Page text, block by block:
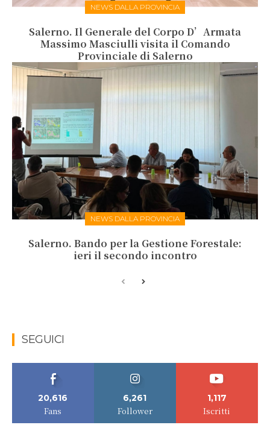
NEWS DALLA PROVINCIA
Salerno. Il Generale del Corpo D’Armata
Massimo Masciulli visita il Comando
Provinciale di Salerno
NEWS DALLA PROVINCIA
Salerno. Bando per la Gestione Forestale:
ieri il secondo incontro
SEGUICI
20,616
Fans
6,261
Follower
1,117
Iscritti